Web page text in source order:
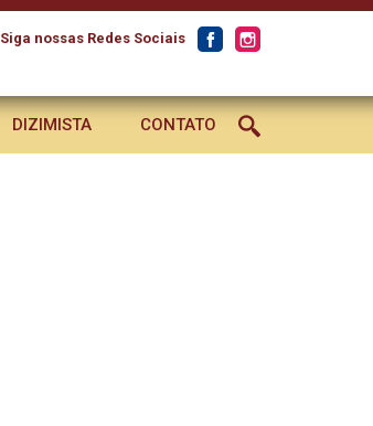
Siga nossas Redes Sociais
DIZIMISTA CONTATO